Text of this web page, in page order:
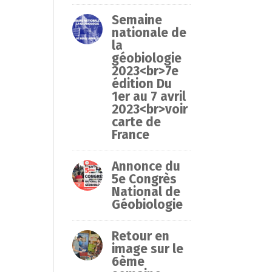
Semaine
nationale de
la
géobiologie
2023<br>7e
édition Du
1er au 7 avril
2023<br>voir
carte de
France
Annonce du
5e Congrès
National de
Géobiologie
Retour en
image sur le
6ème